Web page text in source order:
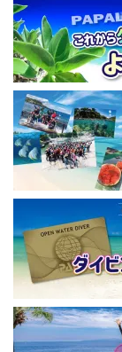
【初心者ダイビ
https://
ode
パパラギダイビ
藤沢本店
神奈川県藤沢市
本社企画部
#ダイビングライ